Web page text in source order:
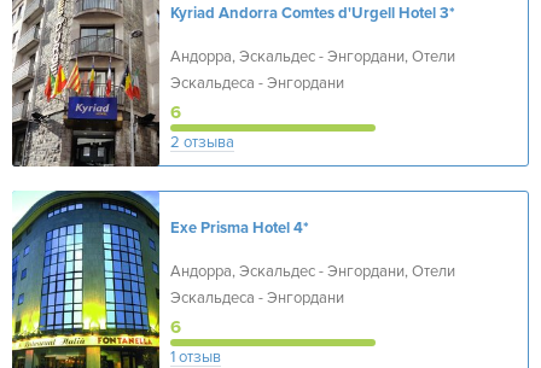
Kyriad Andorra Comtes d'Urgell Hotel3*
Андорра, Эскальдес - Энгордани, Отели
Эскальдеса - Энгордани
6
2 отзыва
Exe Prisma Hotel4*
Андорра, Эскальдес - Энгордани, Отели
Эскальдеса - Энгордани
6
1 отзыв